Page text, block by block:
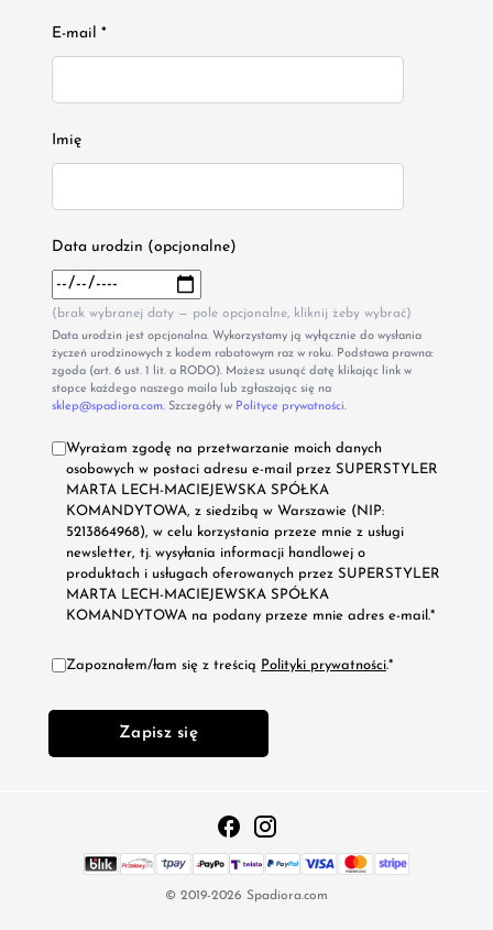
E-mail *
Imię
Data urodzin (opcjonalne)
(brak wybranej daty — pole opcjonalne, kliknij żeby wybrać)
Data urodzin jest opcjonalna. Wykorzystamy ją wyłącznie do wysłania
życzeń urodzinowych z kodem rabatowym raz w roku. Podstawa prawna:
zgoda (art. 6 ust. 1 lit. a RODO). Możesz usunąć datę klikając link w
stopce każdego naszego maila lub zgłaszając się na
sklep@spadiora.com. Szczegóły w Polityce prywatności.
Wyrażam zgodę na przetwarzanie moich danych
osobowych w postaci adresu e-mail przez SUPERSTYLER
MARTA LECH-MACIEJEWSKA SPÓŁKA
KOMANDYTOWA, z siedzibą w Warszawie (NIP:
5213864968), w celu korzystania przeze mnie z usługi
newsletter, tj. wysyłania informacji handlowej o
produktach i usługach oferowanych przez SUPERSTYLER
MARTA LECH-MACIEJEWSKA SPÓŁKA
KOMANDYTOWA na podany przeze mnie adres e-mail.*
Zapoznałem/łam się z treścią Polityki prywatności.*
Zapisz się
© 2019-2026 Spadiora.com